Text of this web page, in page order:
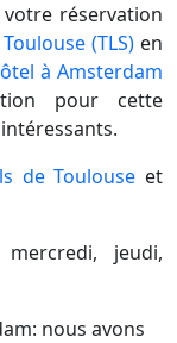
réservation
Toulouse (TLS)en
à Amsterdam
pour cette
de Toulouse et
jeudi,
nous avons